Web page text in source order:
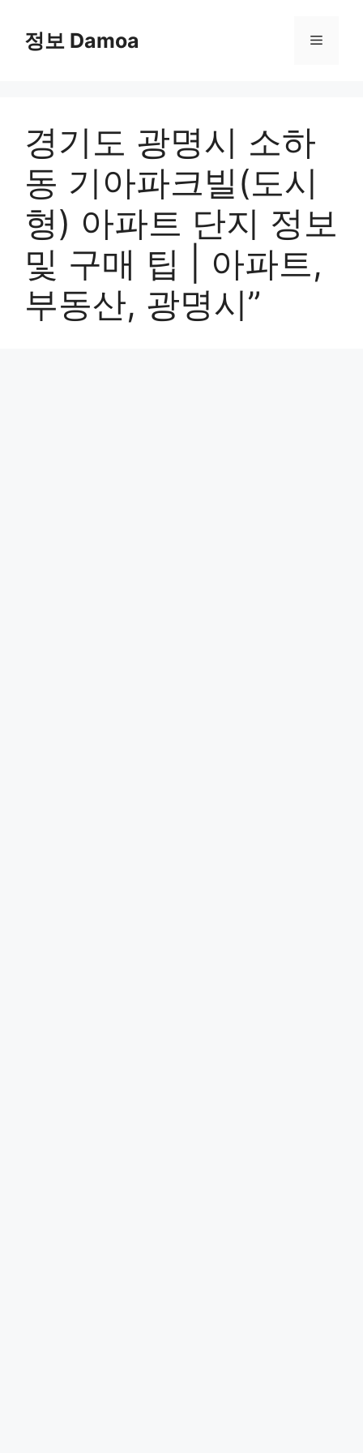
content정보 Damoa Menu
경기도 광명시 소하
동 기아파크빌(도시
형) 아파트 단지 정보
및 구매 팁 | 아파트,
부동산, 광명시”